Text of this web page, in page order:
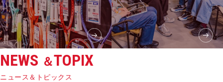
NEWS ＆TOPIX
ニュース＆トピックス